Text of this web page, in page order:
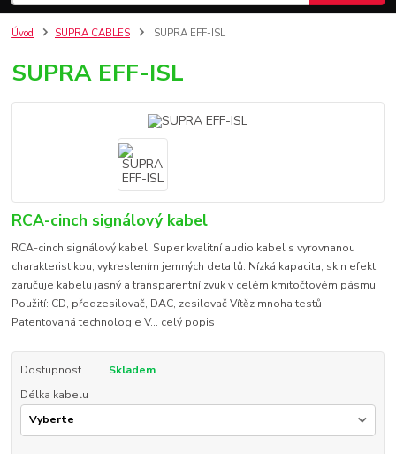
Úvod SUPRA CABLES SUPRA EFF-ISL
SUPRA EFF-ISL
RCA-cinch signálový kabel
RCA-cinch signálový kabel Super kvalitní audio kabel s vyrovnanou
charakteristikou, vykreslením jemných detailů. Nízká kapacita, skin efekt
zaručuje kabelu jasný a transparentní zvuk v celém kmitočtovém pásmu.
Použití: CD, předzesilovač, DAC, zesilovač Vítěz mnoha testů
Patentovaná technologie V... celý popis
Dostupnost
Skladem
Délka kabelu